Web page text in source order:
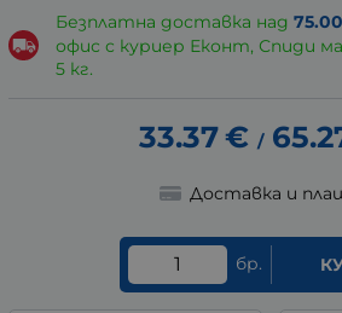
Безплатна доставка над 75.00
офис с куриер Еконт, Спиди
5 кг.
33.37€ /
Доставка и
бр.